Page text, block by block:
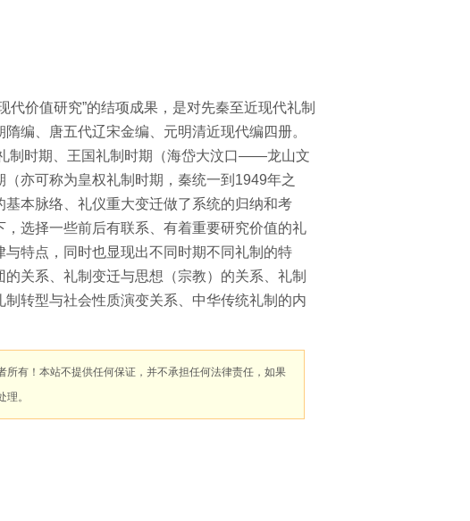
价值研究”的结项成果，是对先秦至近现代礼制
编、唐五代辽宋金编、元明清近现代编四册。
制时期、王国礼制时期（海岱大汶口——龙山文
亦可称为皇权礼制时期，秦统一到1949年之
本脉络、礼仪重大变迁做了系统的归纳和考
选择一些前后有联系、有着重要研究价值的礼
特点，同时也显现出不同时期不同礼制的特
关系、礼制变迁与思想（宗教）的关系、礼制
转型与社会性质演变关系、中华传统礼制的内
有！本站不提供任何保证，并不承担任何法律责任，如果
。